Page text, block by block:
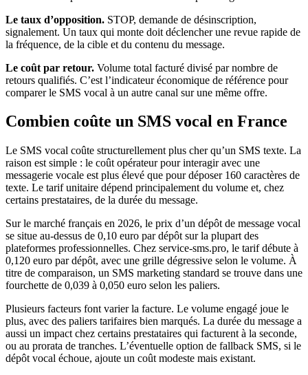
Le taux d’opposition. STOP, demande de désinscription,
signalement. Un taux qui monte doit déclencher une revue rapide de
la fréquence, de la cible et du contenu du message.
Le coût par retour. Volume total facturé divisé par nombre de
retours qualifiés. C’est l’indicateur économique de référence pour
comparer le SMS vocal à un autre canal sur une même offre.
Combien coûte un SMS vocal en France
Le SMS vocal coûte structurellement plus cher qu’un SMS texte. La
raison est simple : le coût opérateur pour interagir avec une
messagerie vocale est plus élevé que pour déposer 160 caractères de
texte. Le tarif unitaire dépend principalement du volume et, chez
certains prestataires, de la durée du message.
Sur le marché français en 2026, le prix d’un dépôt de message vocal
se situe au-dessus de 0,10 euro par dépôt sur la plupart des
plateformes professionnelles. Chez service-sms.pro, le tarif débute à
0,120 euro par dépôt, avec une grille dégressive selon le volume. À
titre de comparaison, un SMS marketing standard se trouve dans une
fourchette de 0,039 à 0,050 euro selon les paliers.
Plusieurs facteurs font varier la facture. Le volume engagé joue le
plus, avec des paliers tarifaires bien marqués. La durée du message a
aussi un impact chez certains prestataires qui facturent à la seconde,
ou au prorata de tranches. L’éventuelle option de fallback SMS, si le
dépôt vocal échoue, ajoute un coût modeste mais existant.